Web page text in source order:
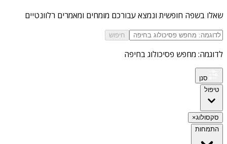
שאלו בשפה חופשית ונמצא עבורכם מומחים ומאמרים רלוונטיים
חיפוש
לדוגמה: מחפש פסיכולוג בחיפה
סנן
טיפול
סקסולוג×
התמחות